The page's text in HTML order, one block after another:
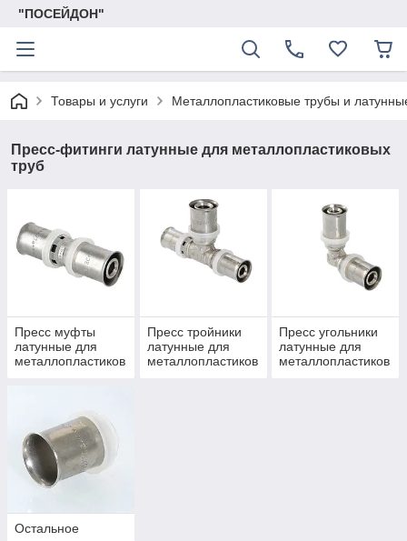
"ПОСЕЙДОН"
Товары и услуги Металлопластиковые трубы и
Пресс-фитинги латунные для металлопластиковых
труб
Пресс муфты
латунные для
металлопластиков
Пресс тройники
латунные для
металлопластиков
Пресс угольники
латунные для
металлопластиков
Остальное